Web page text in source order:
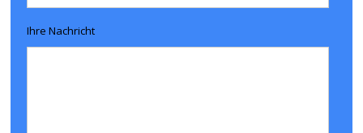
Ihre Nachricht